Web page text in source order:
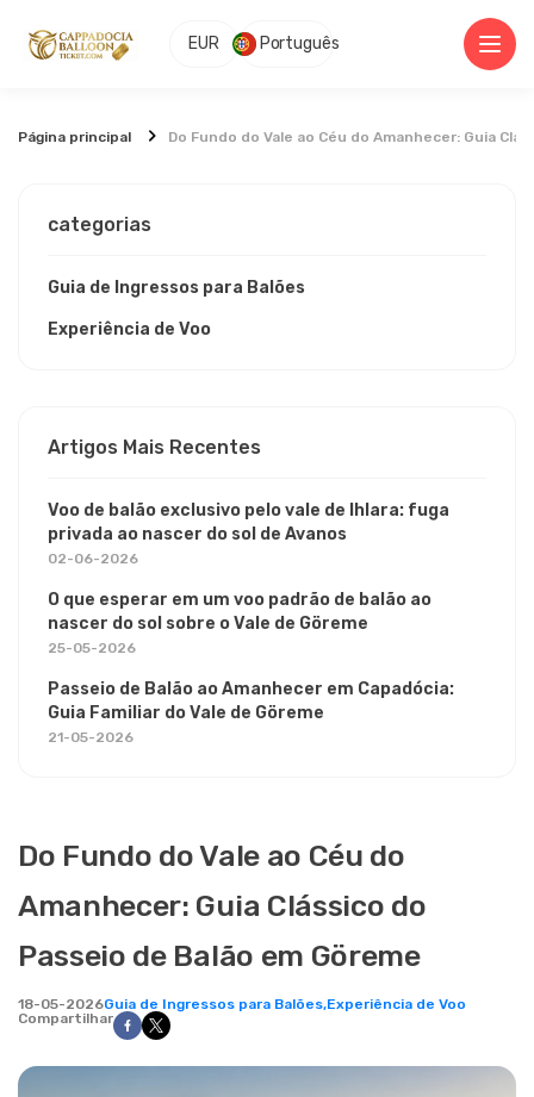
EUR Português
Página principal Do Fundo do Vale ao Céu do Amanhecer: Guia
Do Fundo do Vale ao Céu do
Amanhecer: Guia Clássico do
Passeio de Balão em Göreme
18-05-2026Guia de Ingressos para Balões,Experiência de Voo
Compartilhar
categorias
Guia de Ingressos para Balões
Experiência de Voo
Artigos Mais Recentes
Voo de balão exclusivo pelo vale de Ihlara: fuga
privada ao nascer do sol de Avanos
02-06-2026
O que esperar em um voo padrão de balão ao
nascer do sol sobre o Vale de Göreme
25-05-2026
Passeio de Balão ao Amanhecer em Capadócia:
Guia Familiar do Vale de Göreme
21-05-2026